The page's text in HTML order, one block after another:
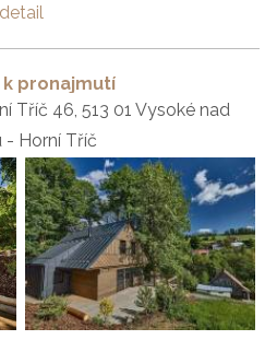
detail
k pronajmutí
Tříč 46, 513 01 Vysoké nad
- Horní Tříč